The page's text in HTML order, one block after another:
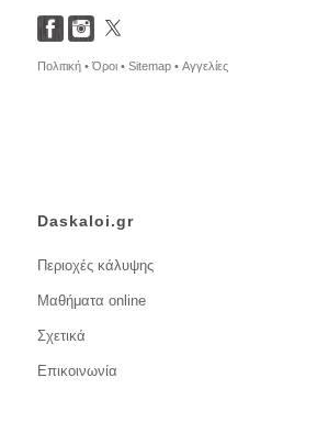
Πολιτική •Όροι • Sitemap • Αγγελίες
Daskaloi.gr
Περιοχές κάλυψης
Μαθήματα online
Σχετικά
Επικοινωνία